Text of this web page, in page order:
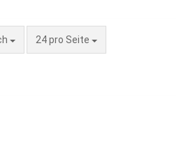
24 pro Seite